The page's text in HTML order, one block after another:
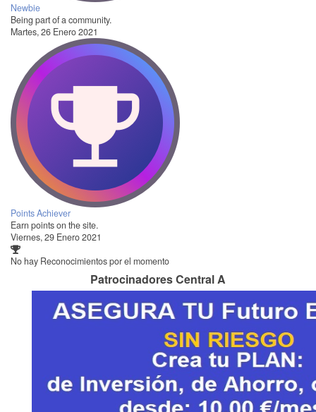
Newbie
Being part of a community.
Martes, 26 Enero 2021
Points Achiever
Earn points on the site.
Viernes, 29 Enero 2021
No hay Reconocimientos por el momento
Patrocinadores Central A